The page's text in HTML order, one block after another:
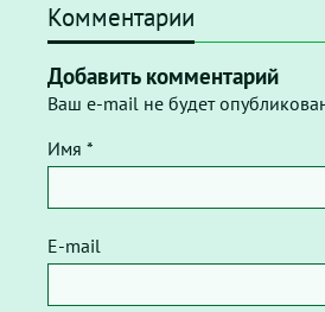
Комментарии
Добавить комментарий
Ваш e-mail не будет
Имя *
E-mail